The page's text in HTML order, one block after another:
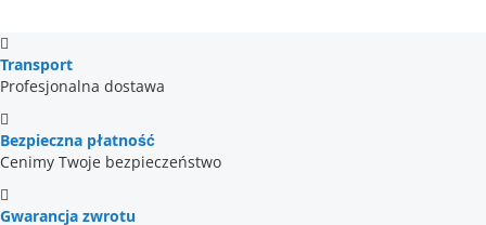
Transport
Profesjonalna dostawa
Bezpieczna płatność
Cenimy Twoje bezpieczeństwo
Gwarancja zwrotu